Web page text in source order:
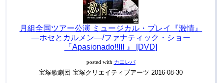
月組全国ツアー公演 ミュージカル・プレイ『激情』
―ホセとカルメン―/ファナティック・ショー
『Apasionado!!III 』 [DVD]
posted with カエレバ
宝塚歌劇団 宝塚クリエイティブアーツ 2016-08-30